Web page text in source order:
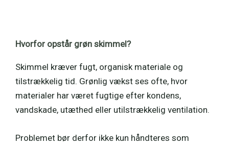
Hvorfor opstår grøn skimmel?
Skimmel kræver fugt, organisk materiale og
tilstrækkelig tid. Grønlig vækst ses ofte, hvor
materialer har været fugtige efter kondens,
vandskade, utæthed eller utilstrækkelig ventilation.
Problemet bør derfor ikke kun håndteres som